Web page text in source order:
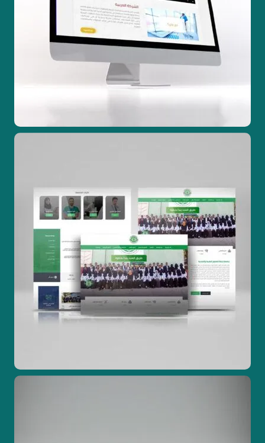
تصميم مواقع ويب
تصاميم جرافيك تصميم مواقع ويب
تطوير مواقع الكترونية